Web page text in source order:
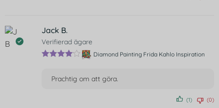
Jack B.
Verifierad ägare
Diamond Painting Frida Kahlo Inspiration
Prachtig om att göra.
(1) (0)